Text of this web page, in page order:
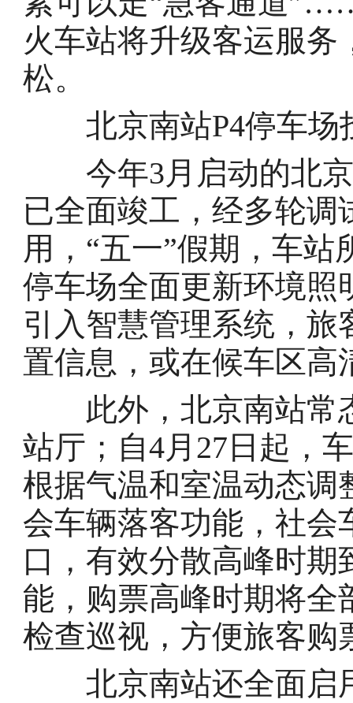
火车站将升级客运服
松。
北京南站P4停车场
今年3月启动的北京
已全面竣工，经多轮
用，“五一”假期，车
停车场全面更新环境照
引入智慧管理系统，
置信息，或在候车区高
此外，北京南站常
站厅；自4月27日起，
根据气温和室温动态调
会车辆落客功能，社会
口，有效分散高峰时
能，购票高峰时期将全
检查巡视，方便旅客购
北京南站还全面启